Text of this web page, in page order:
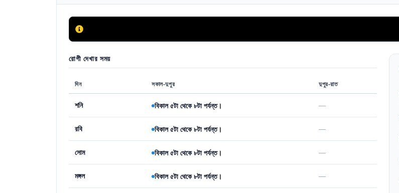
রোগী দেখার সময়
দিন সকাল-দুপুর দুপুর-রাত
শনি বিকাল ৫টা থেকে ৮টা পর্যন্ত। —
রবি বিকাল ৫টা থেকে ৮টা পর্যন্ত। —
সোম বিকাল ৫টা থেকে ৮টা পর্যন্ত। —
মঙ্গল বিকাল ৫টা থেকে ৮টা পর্যন্ত। —